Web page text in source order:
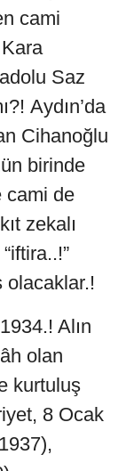
cami
Saz
Aydın’da
Cihanoğlu
birinde
cami de
zekalı
olacaklar.!
Alın
olan
kurtuluş
8 Ocak